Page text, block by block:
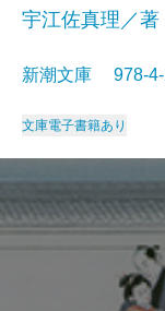
宇江佐真理／著
新潮文庫 978-
文庫電子書籍あり